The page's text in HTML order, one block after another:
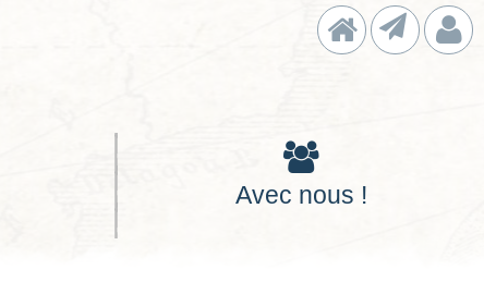
AccueilContact
Avec nous !